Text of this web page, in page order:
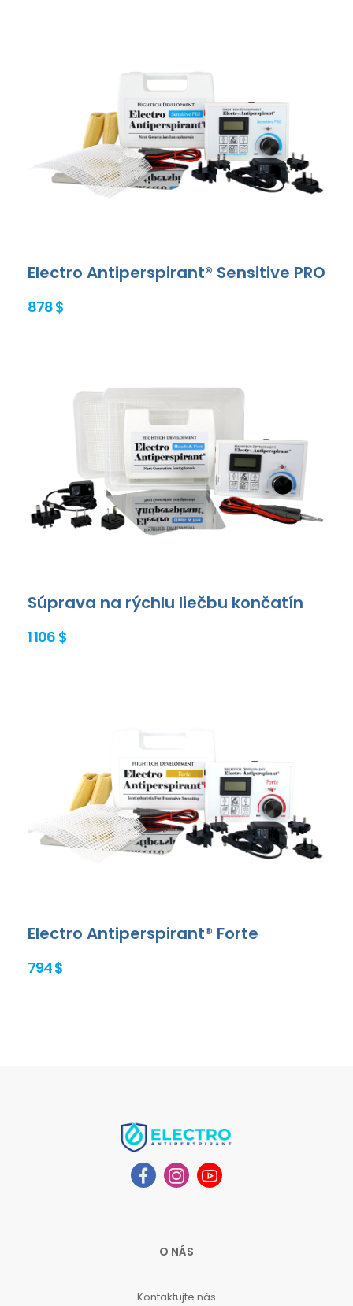
Electro Antiperspirant® Sensitive PRO
878 $
Súprava na rýchlu liečbu končatín
1 106 $
Electro Antiperspirant® Forte
794 $
O NÁS
Kontaktujte nás